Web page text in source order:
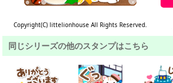
Copyright(C) littelionhouse All Rights Reserved.
同じシリーズの他のスタンプはこちら